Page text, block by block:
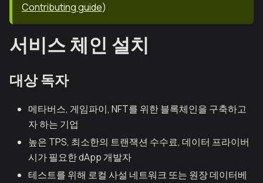
Contributing guide)
서비스 체인 설치
대상 독자
메타버스, 게임파이, NFT를 위한 블록체인을 구축하고
자 하는 기업
높은 TPS, 최소한의 트랜잭션 수수료, 데이터 프라이버
시가 필요한 dApp 개발자
테스트를 위해 로컬 사설 네트워크 또는 원장 데이터베